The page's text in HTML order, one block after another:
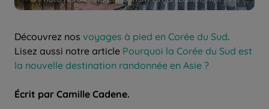
Découvrez nos voyages à pied en Corée du Sud.
Lisez aussi notre article Pourquoi la Corée du Sud est
la nouvelle destination randonnée en Asie ?
Écrit par Camille Cadene.